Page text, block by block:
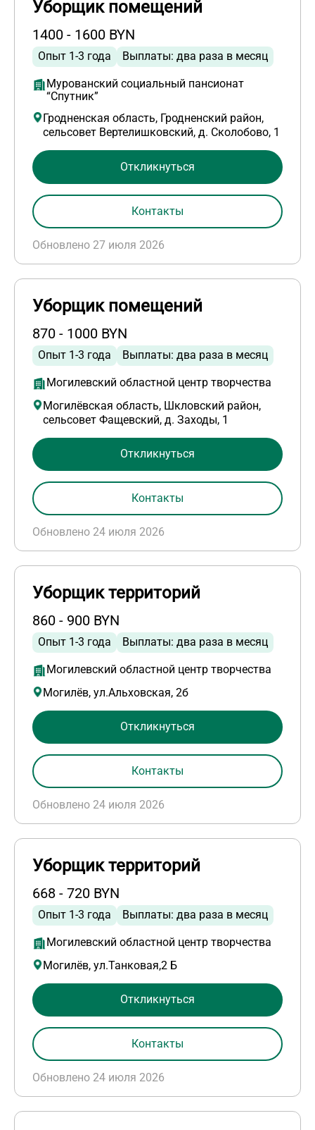
Уборщик помещений
1400 - 1600 BYN
Опыт 1-3 года Выплаты: два раза в месяц
Мурованский социальный пансионат
“Спутник”
Гродненская область, Гродненский район,
сельсовет Вертелишковский, д. Сколобово, 1
Обновлено 27 июля 2026
Откликнуться
Контакты
Уборщик помещений
870 - 1000 BYN
Опыт 1-3 года Выплаты: два раза в месяц
Могилевский областной центр творчества
Могилёвская область, Шкловский район,
сельсовет Фащевский, д. Заходы, 1
Обновлено 24 июля 2026
Откликнуться
Контакты
Уборщик территорий
860 - 900 BYN
Опыт 1-3 года Выплаты: два раза в месяц
Могилевский областной центр творчества
Могилёв, ул.Альховская, 2б
Обновлено 24 июля 2026
Откликнуться
Контакты
Уборщик территорий
668 - 720 BYN
Опыт 1-3 года Выплаты: два раза в месяц
Могилевский областной центр творчества
Могилёв, ул.Танковая,2 Б
Обновлено 24 июля 2026
Откликнуться
Контакты